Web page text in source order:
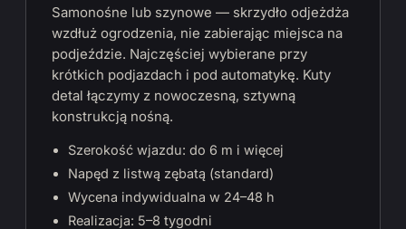
Samonośne lub szynowe — skrzydło odjeżdża
wzdłuż ogrodzenia, nie zabierając miejsca na
podjeździe. Najczęściej wybierane przy
krótkich podjazdach i pod automatykę. Kuty
detal łączymy z nowoczesną, sztywną
konstrukcją nośną.
Szerokość wjazdu: do 6 m i więcej
Napęd z listwą zębatą (standard)
Wycena indywidualna w 24–48 h
Realizacja: 5–8 tygodni